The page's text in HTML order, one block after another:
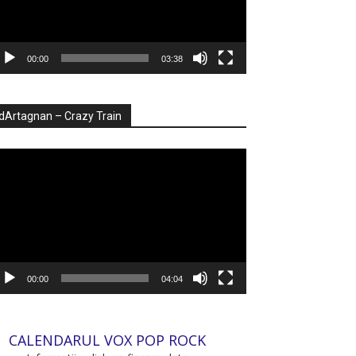
00:00 03:38
– Crazy Train
00:00 04:04
CALENDARUL VOX POP ROCK